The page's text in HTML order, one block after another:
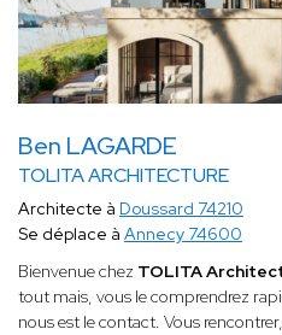
Ben LAGARDE
TOLITA ARCHITECTURE
Architecte à Doussard 74210
Se déplace à Annecy 74600
Bienvenue chez TOLITA
tout mais, vous le comprendrez
nous est le contact. Vous